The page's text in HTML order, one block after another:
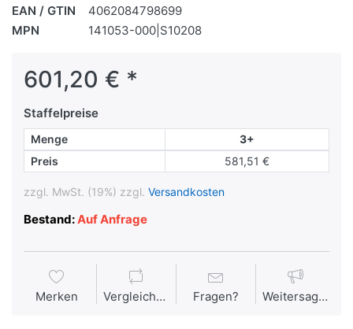
EAN / GTIN
4062084798699
MPN
141053-000|S10208
601,20 € *
Staffelpreise
Menge
3+
Preis
581,51 €
zzgl. MwSt. (19%) zzgl. Versandkosten
Bestand:Auf Anfrage
Merken Vergleichen Fragen? Weitersagen